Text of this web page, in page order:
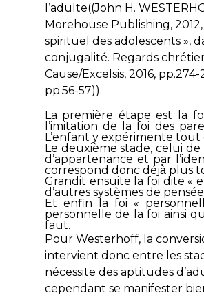
l’adulte((John H.
Morehouse Publishing,
spirituel des adolescents »,
conjugalité. Regards
Cause/Excelsis, 2016,
pp.56-57)).
La première étape est la
l’imitation de la foi des
L’enfant y expérimente
Le deuxième stade, celui
d’appartenance et par
correspond donc déjà̀ plus
Grandit ensuite la foi dite «
d’autres systèmes de
Et enfin la foi «
personnelle de la foi ainsi
faut.
Pour Westerhoff, la
intervient donc entre les
nécessite des aptitudes
cependant se manifester